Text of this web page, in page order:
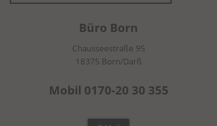
Büro Born
Chausseestraße 95
18375 Born/Darß
Mobil 0170-20 30 355